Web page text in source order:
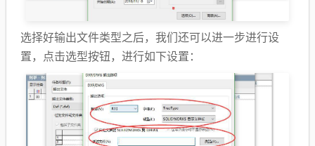
选择好输出文件类型之后，我们还可以进一步进行设
置，点击选型按钮，进行如下设置：